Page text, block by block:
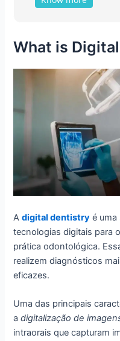
What is
Adigital dentistry é uma
tecnologias digitais para
prática odontológica.
realizem diagnósticos
eficazes.
Uma das principais
adigitalização de
intraorais que capturam